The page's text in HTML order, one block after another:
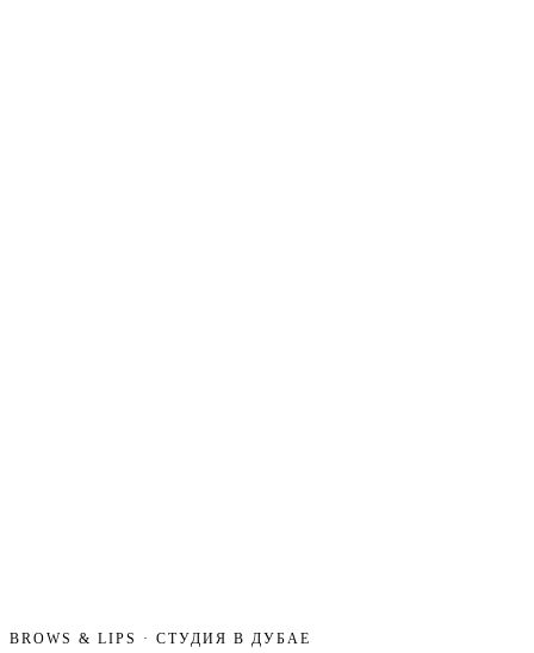
BROWS & LIPS · СТУДИЯ В ДУБАЕ